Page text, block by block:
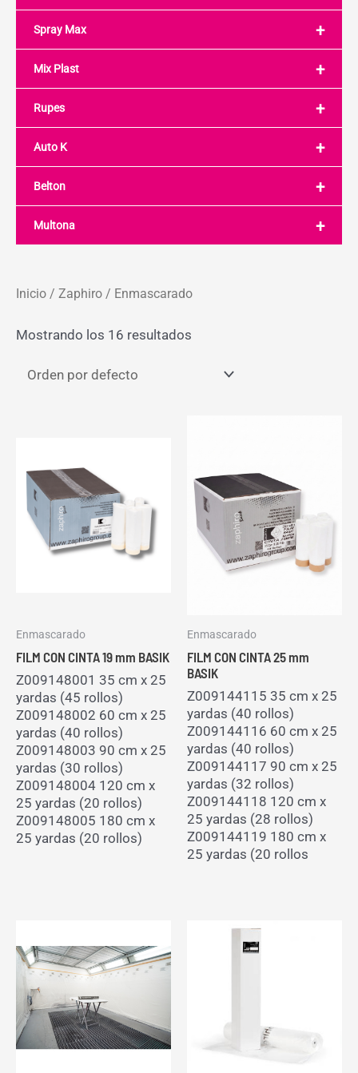
+
Spray Max
+
Mix Plast
+
Rupes
+
Auto K
+
Belton
+
Multona
Inicio / Zaphiro / Enmascarado
Mostrando los 16 resultados
Enmascarado
FILM CON CINTA 19 mm BASIK
Z009148001 35 cm x 25
yardas (45 rollos)
Z009148002 60 cm x 25
yardas (40 rollos)
Z009148003 90 cm x 25
yardas (30 rollos)
Z009148004 120 cm x
25 yardas (20 rollos)
Z009148005 180 cm x
25 yardas (20 rollos)
Enmascarado
FILM CON CINTA 25 mm
BASIK
Z009144115 35 cm x 25
yardas (40 rollos)
Z009144116 60 cm x 25
yardas (40 rollos)
Z009144117 90 cm x 25
yardas (32 rollos)
Z009144118 120 cm x
25 yardas (28 rollos)
Z009144119 180 cm x
25 yardas (20 rollos